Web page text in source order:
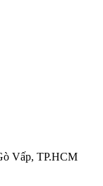
Vấp, TP.HCM